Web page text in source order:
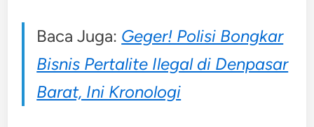
Baca Juga: Geger! Polisi Bongkar
Bisnis Pertalite Ilegal di Denpasar
Barat, Ini Kronologi